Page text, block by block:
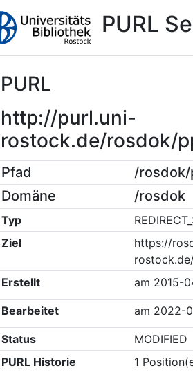
PURL
PURL
http://purl.uni-
rostock.de/rosdok/
Pfad
/
Domäne
/rosdok
Typ
Ziel
https://
Erstellt
am 2015-
Bearbeitet am 2022-
Status
MODIFIED
PURL Historie
1